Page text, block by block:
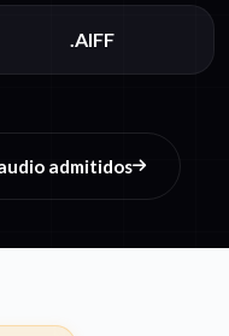
.AIFF
admitidos